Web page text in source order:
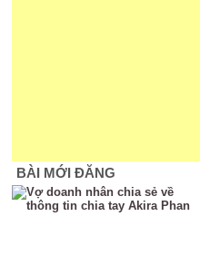
BÀI MỚI ĐĂNG